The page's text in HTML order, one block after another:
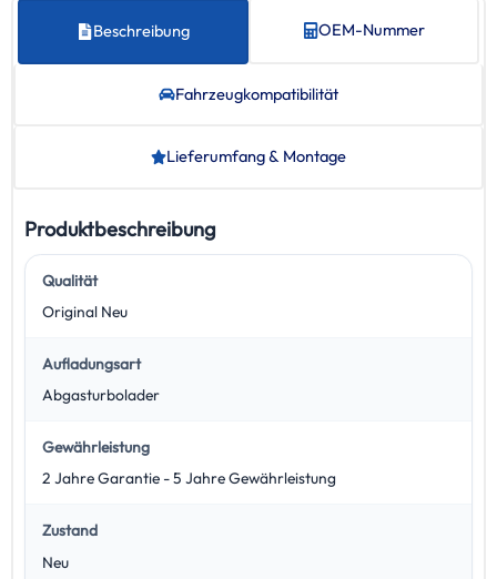
Beschreibung OEM-Nummer
Fahrzeug­kompatibilität
Lieferumfang & Montage
Produktbeschreibung
Qualität
Original Neu
Aufladungsart
Abgasturbolader
Gewährleistung
2 Jahre Garantie - 5 Jahre Gewährleistung
Zustand
Neu